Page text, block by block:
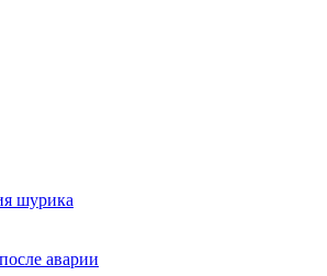
шурика
аварии